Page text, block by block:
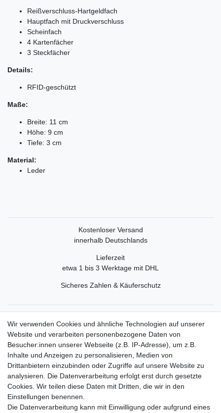
Reißverschluss-Hartgeldfach
Hauptfach mit Druckverschluss
Scheinfach
4 Kartenfächer
3 Steckfächer
Details:
RFID-geschützt
Maße:
Breite: 11 cm
Höhe: 9 cm
Tiefe: 3 cm
Material:
Leder
Kostenloser Versand
innerhalb Deutschlands
Lieferzeit
etwa 1 bis 3 Werktage mit DHL
Sicheres Zahlen & Käuferschutz
Rechtliche Informationen
Widerrufsrecht
Widerrufsformular
Datenschutzerklärung
AGB
Wir verwenden Cookies und ähnliche Technologien auf unserer
Website und verarbeiten personenbezogene Daten von
Besucher:innen unserer Webseite (z.B. IP-Adresse), um z.B.
Inhalte und Anzeigen zu personalisieren, Medien von
Drittanbietern einzubinden oder Zugriffe auf unsere Website zu
analysieren. Die Datenverarbeitung erfolgt erst durch gesetzte
Cookies. Wir teilen diese Daten mit Dritten, die wir in den
Einstellungen benennen.
Die Datenverarbeitung kann mit Einwilligung oder aufgrund eines